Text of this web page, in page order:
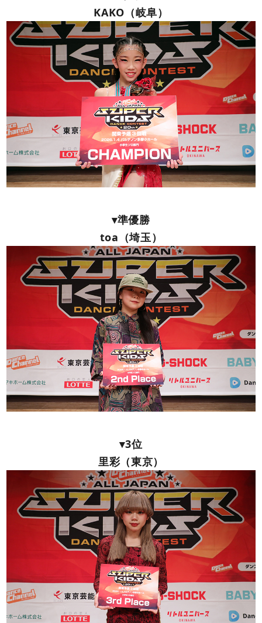
KAKO（岐阜）
▾準優勝
toa（埼玉）
▾3位
里彩（東京）